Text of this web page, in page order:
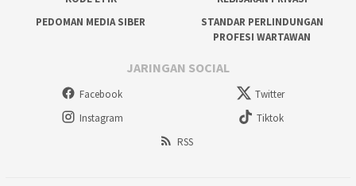
PEDOMAN MEDIA SIBER
STANDAR PERLINDUNGAN
PROFESI WARTAWAN
JARINGAN SOCIAL
Facebook
Twitter
Instagram
Tiktok
RSS